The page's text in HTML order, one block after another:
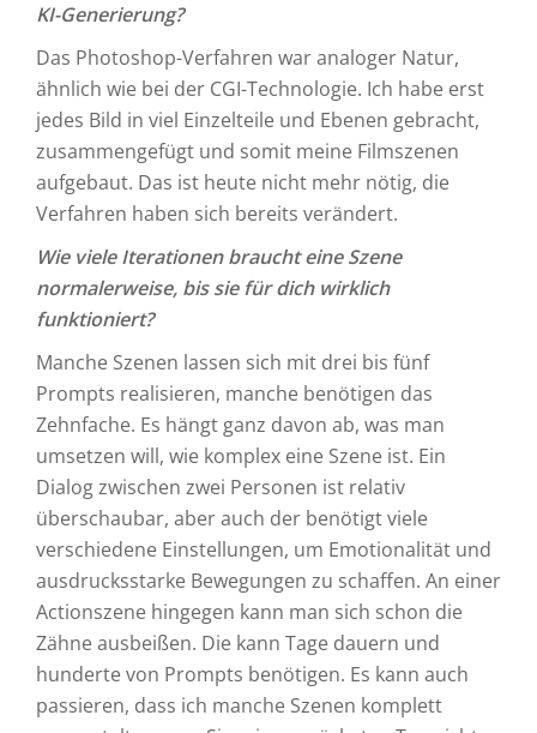
KI-Generierung?
Das Photoshop-Verfahren war analoger Natur,
ähnlich wie bei der CGI-Technologie. Ich habe erst
jedes Bild in viel Einzelteile und Ebenen gebracht,
zusammengefügt und somit meine Filmszenen
aufgebaut. Das ist heute nicht mehr nötig, die
Verfahren haben sich bereits verändert.
Wie viele Iterationen braucht eine Szene
normalerweise, bis sie für dich wirklich
funktioniert?
Manche Szenen lassen sich mit drei bis fünf
Prompts realisieren, manche benötigen das
Zehnfache. Es hängt ganz davon ab, was man
umsetzen will, wie komplex eine Szene ist. Ein
Dialog zwischen zwei Personen ist relativ
überschaubar, aber auch der benötigt viele
verschiedene Einstellungen, um Emotionalität und
ausdrucksstarke Bewegungen zu schaffen. An einer
Actionszene hingegen kann man sich schon die
Zähne ausbeißen. Die kann Tage dauern und
hunderte von Prompts benötigen. Es kann auch
passieren, dass ich manche Szenen komplett